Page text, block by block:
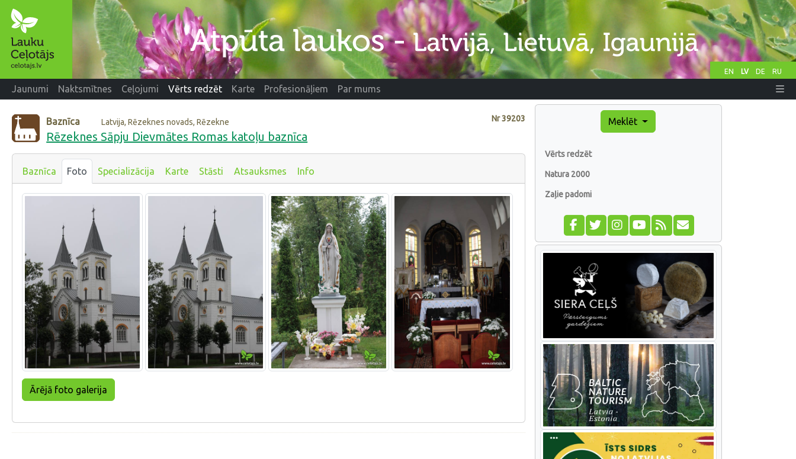
EN LV DE RU
Jaunumi Naktsmītnes Ceļojumi Vērts redzēt Karte Profesionāļiem Par mums
Nr39203
Baznīca Latvija, Rēzeknes novads, Rēzekne
Rēzeknes Sāpju Dievmātes Romas katoļu baznīca
Baznīca Foto Specializācija Karte Stāsti Atsauksmes Info
Ārējā foto galerija
Meklēt
Vērts redzēt
Natura 2000
Zaļie padomi